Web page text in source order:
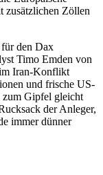
zusätzlichen Zöllen
den Dax
Timo Emden von
im Iran-Konflikt
und frische US-
Gipfel gleicht
der Anleger,
immer dünner